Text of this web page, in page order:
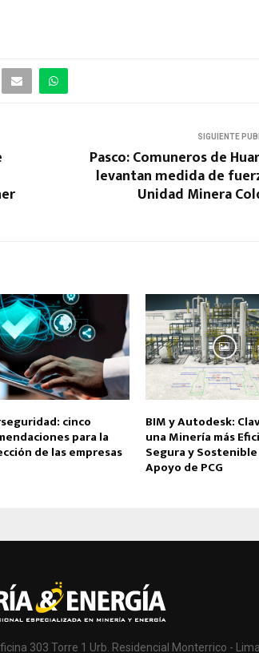
SIGUIENTE
Pasco: Comuneros de
levantan medida de
Unidad Minera
cinco
para la
de las empresas
BIM y Autodesk:
una Minería más
Segura y
Apoyo de PCG
303 Torre 1 Urb. Residencial Monterrico -